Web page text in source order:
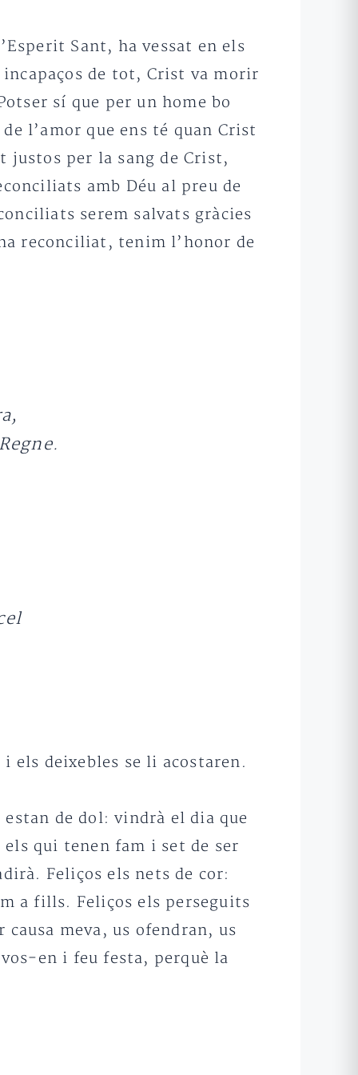
Sant, ha vessat en els
incapaços de tot, Crist va morir
sí que per un home bo
l’amor que ens té quan Crist
justos per la sang de Crist,
amb Déu al preu de
serem salvats gràcies
reconciliat, tenim l’honor de
els deixebles se li acostaren.
de dol: vindrà el dia que
qui tenen fam i set de ser
Feliços els nets de cor:
a fills. Feliços els perseguits
meva, us ofendran, us
en i feu festa, perquè la